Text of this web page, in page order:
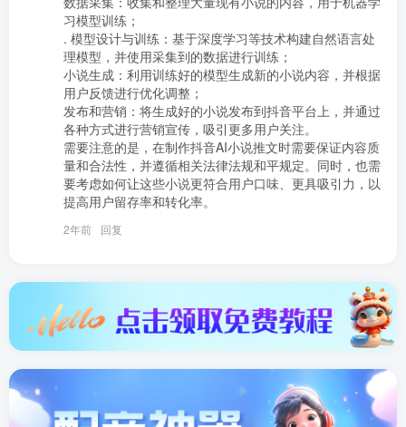
习模型训练；
. 模型设计与训练：基于深度学习等技术构建自然语言处
理模型，并使用采集到的数据进行训练；
小说生成：利用训练好的模型生成新的小说内容，并根据
用户反馈进行优化调整；
发布和营销：将生成好的小说发布到抖音平台上，并通过
各种方式进行营销宣传，吸引更多用户关注。
需要注意的是，在制作抖音AI小说推文时需要保证内容质
量和合法性，并遵循相关法律法规和平规定。同时，也需
要考虑如何让这些小说更符合用户口味、更具吸引力，以
提高用户留存率和转化率。
2年前 回复